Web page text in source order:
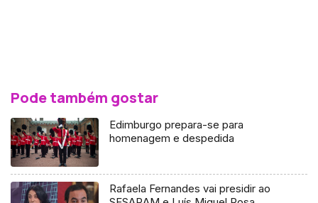
Pode também gostar
Edimburgo prepara-se para
homenagem e despedida
Rafaela Fernandes vai presidir ao